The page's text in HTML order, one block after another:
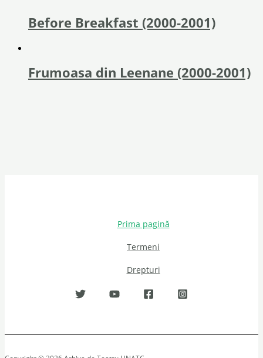
Before Breakfast (2000-2001)
Frumoasa din Leenane (2000-2001)
Prima pagină
Termeni
Drepturi